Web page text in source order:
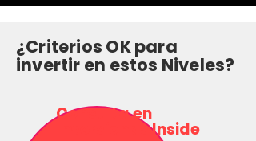
¿Criterios OK para
invertir en estos Niveles?
Consulta en
Inversionas Inside